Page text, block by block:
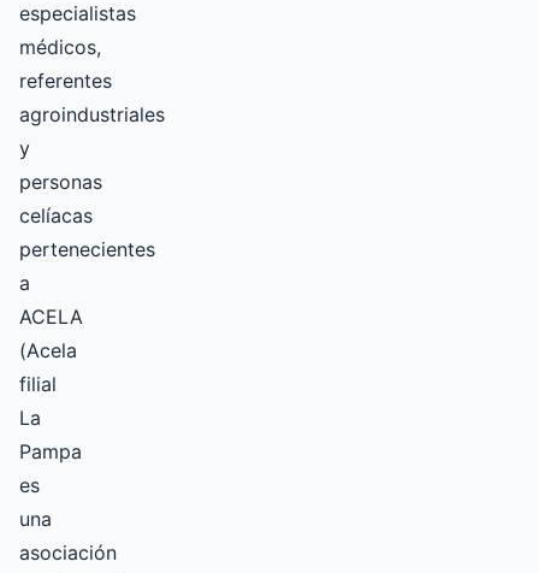
especialistas
médicos,
referentes
agroindustriales
y
personas
celíacas
pertenecientes
a
ACELA
(Acela
filial
La
Pampa
es
una
asociación